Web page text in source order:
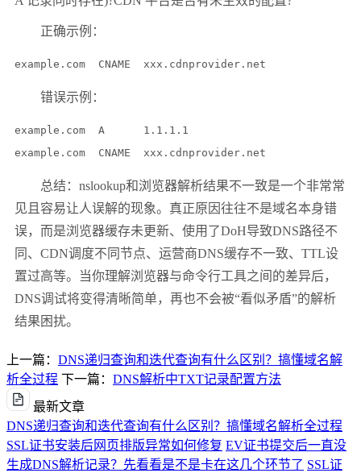
正确示例：
错误示例：
example.com  A      1.1.1.1
总结：nslookup和浏览器解析结果不一致是一个非常常
见且容易让人误解的现象。真正原因往往不是域名本身错
误，而是浏览器缓存未更新、使用了DoH导致DNS路径不
同、CDN调度不同节点、运营商DNS缓存不一致、TTL设
置过高等。当你理解浏览器与命令行工具之间的差异后，
DNS调试将变得清晰简单，再也不会被“看似矛盾”的解析
结果困扰。
上一篇： DNS递归查询和迭代查询有什么区别？搞懂域名解
析全过程 下一篇： DNS解析中TXT记录配置方法
最新文章
DNS递归查询和迭代查询有什么区别？搞懂域名解析全过程
SSL证书安装后网页排版异常如何修复 EV证书提交后一直没
生成DNS解析记录？先看看是不是卡在这几个环节了 SSL证